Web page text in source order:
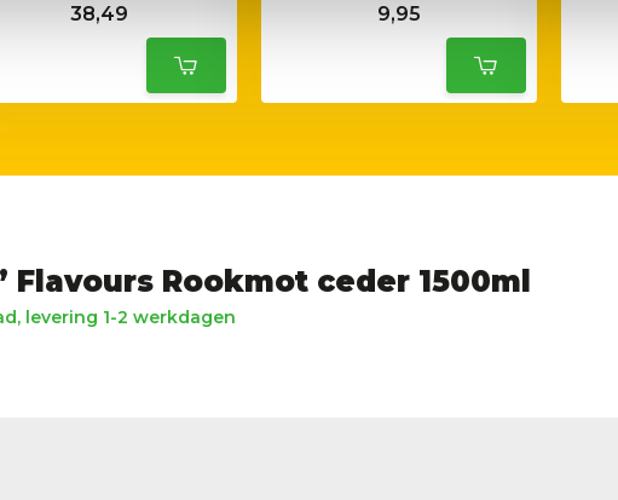
38,49 9,95
Flavours Rookmot ceder 1500ml
levering 1-2 werkdagen